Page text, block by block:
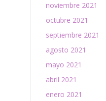
noviembre 2021
octubre 2021
septiembre 2021
agosto 2021
mayo 2021
abril 2021
enero 2021